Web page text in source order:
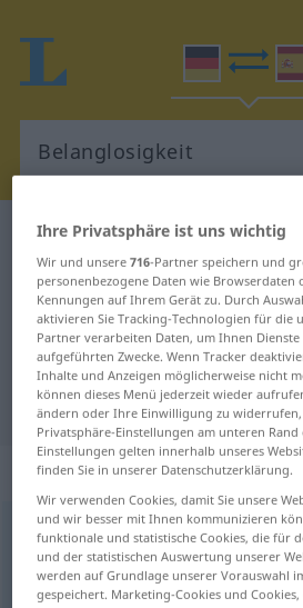
Deutsch-Spanisch Wörterbuch
Deutsch-Spanisch
"Belanglosigkeit"
"Belanglosigkeit"
Übersetzung
„Belanglosigkeit“:
Belanglosigkeitf <Belanglosigkeit;
Übersicht aller Übersetzungen
(Für mehr Details die Übersetzung
Ihre Privatsphäre ist uns wichtig
Wir und unsere716-Partner speichern und
personenbezogene Daten wie Browserdaten
Kennungen auf Ihrem Gerät zu. Durch
aktivieren Sie Tracking-Technologien für die
Partner verarbeiten Daten, um Ihnen
aufgeführten Zwecke. Wenn Tracker
Inhalte und Anzeigen möglicherweise nicht
können dieses Menü jederzeit wieder
ändern oder Ihre Einwilligung zu
Privatsphäre-Einstellungen am unteren
Einstellungen gelten innerhalb unseres
finden Sie in unserer Datenschutzerklärung.
Wir verwenden Cookies, damit Sie unsere
und wir besser mit Ihnen kommunizieren
funktionale und statistische Cookies, die für
und der statistischen Auswertung unserer
werden auf Grundlage unserer Vorauswahl
gespeichert. Marketing-Cookies und